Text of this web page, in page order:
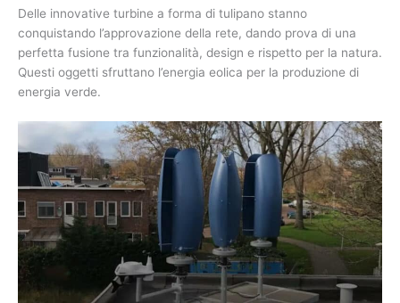
Delle innovative turbine a forma di tulipano stanno
conquistando l’approvazione della rete, dando prova di una
perfetta fusione tra funzionalità, design e rispetto per la natura.
Questi oggetti sfruttano l’energia eolica per la produzione di
energia verde.